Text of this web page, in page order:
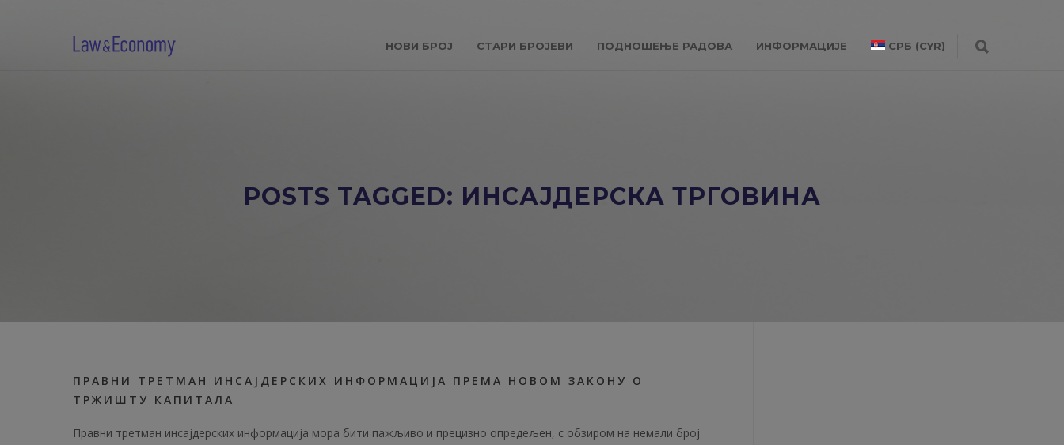
НОВИ БРОЈ СТАРИ БРОЈЕВИ ПОДНОШЕЊЕ РАДОВА ИНФОРМАЦИЈЕ СРБ (CYR)
POSTS TAGGED: ИНСАЈДЕРСКА ТРГОВИНА
ПРАВНИ ТРЕТМАН ИНСАЈДЕРСКИХ ИНФОРМАЦИЈА ПРЕМА НОВОМ ЗАКОНУ О
ТРЖИШТУ КАПИТАЛА
Правни третман инсајдерских информација мора бити пажљиво и прецизно опредељен, с обзиром на немали број